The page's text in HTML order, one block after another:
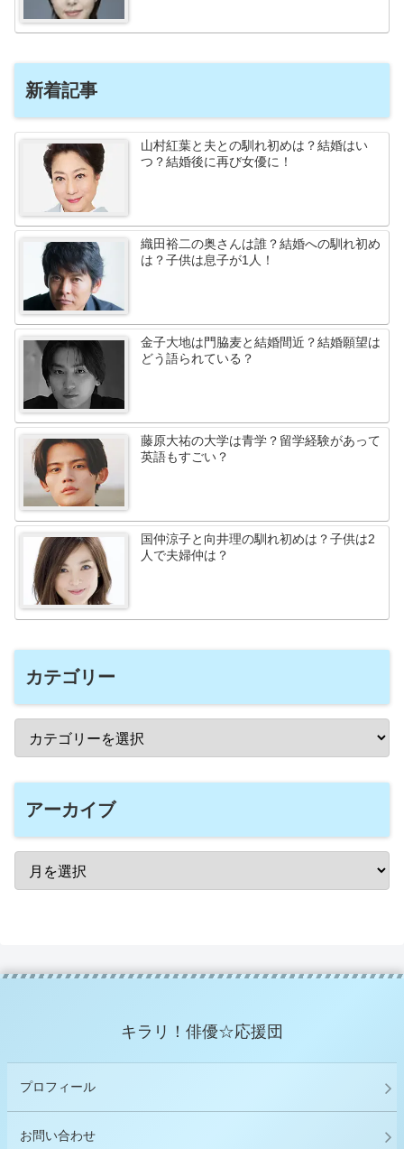
新着記事
山村紅葉と夫との馴れ初めは？結婚はい
つ？結婚後に再び女優に！
織田裕二の奥さんは誰？結婚への馴れ初め
は？子供は息子が1人！
金子大地は門脇麦と結婚間近？結婚願望は
どう語られている？
藤原大祐の大学は青学？留学経験があって
英語もすごい？
国仲涼子と向井理の馴れ初めは？子供は2
人で夫婦仲は？
カテゴリー
アーカイブ
キラリ！俳優☆応援団
プロフィール
お問い合わせ